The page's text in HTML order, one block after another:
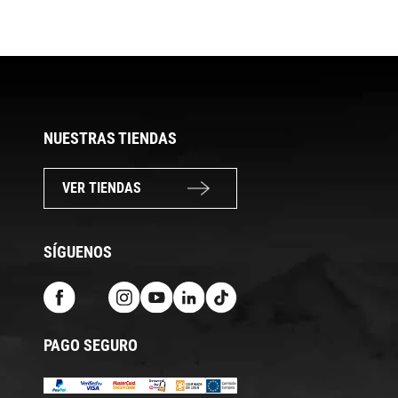
NUESTRAS TIENDAS
VER TIENDAS
SÍGUENOS
PAGO SEGURO